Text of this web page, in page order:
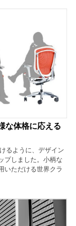
な体格に応える
るように、デザイン
プしました。小柄な
いただける世界クラ